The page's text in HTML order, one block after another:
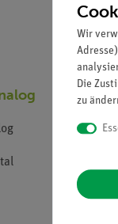
Wir
Die
zu